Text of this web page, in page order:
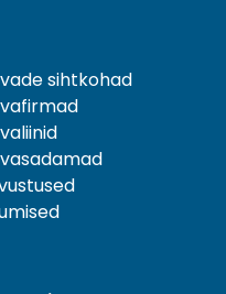
sihtkohad